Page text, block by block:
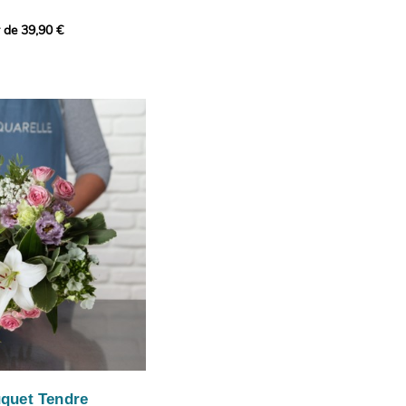
et généreux, imaginé
pureté et de
les giroflées dévoilent
allure naturellement
léger et aérien, vient
douceur, pendant que
note d’élégance et de
florale.
avec soin pour
plein de
Avec son bel équilibre
parfum, cette création
les plus beaux
et émotion.
39,90 €
Tendre